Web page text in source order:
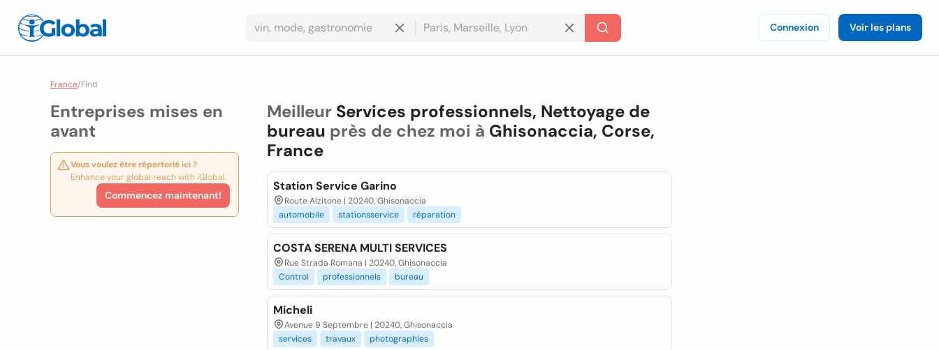
Connexion Voir les plans
France/Find
Entreprises mises en
avant
Vous voulez être répertorié ici ?
Enhance your global reach with iGlobal.
Commencez maintenant!
Meilleur Services professionnels, Nettoyage de
bureau près de chez moi à Ghisonaccia, Corse,
France
Station Service Garino
Route Alzitone | 20240, Ghisonaccia
automobile
stationsservice réparation
COSTA SERENA MULTI SERVICES
Rue Strada Romana | 20240, Ghisonaccia
Control
professionnels bureau
Micheli
Avenue 9 Septembre | 20240, Ghisonaccia
services
travaux photographies